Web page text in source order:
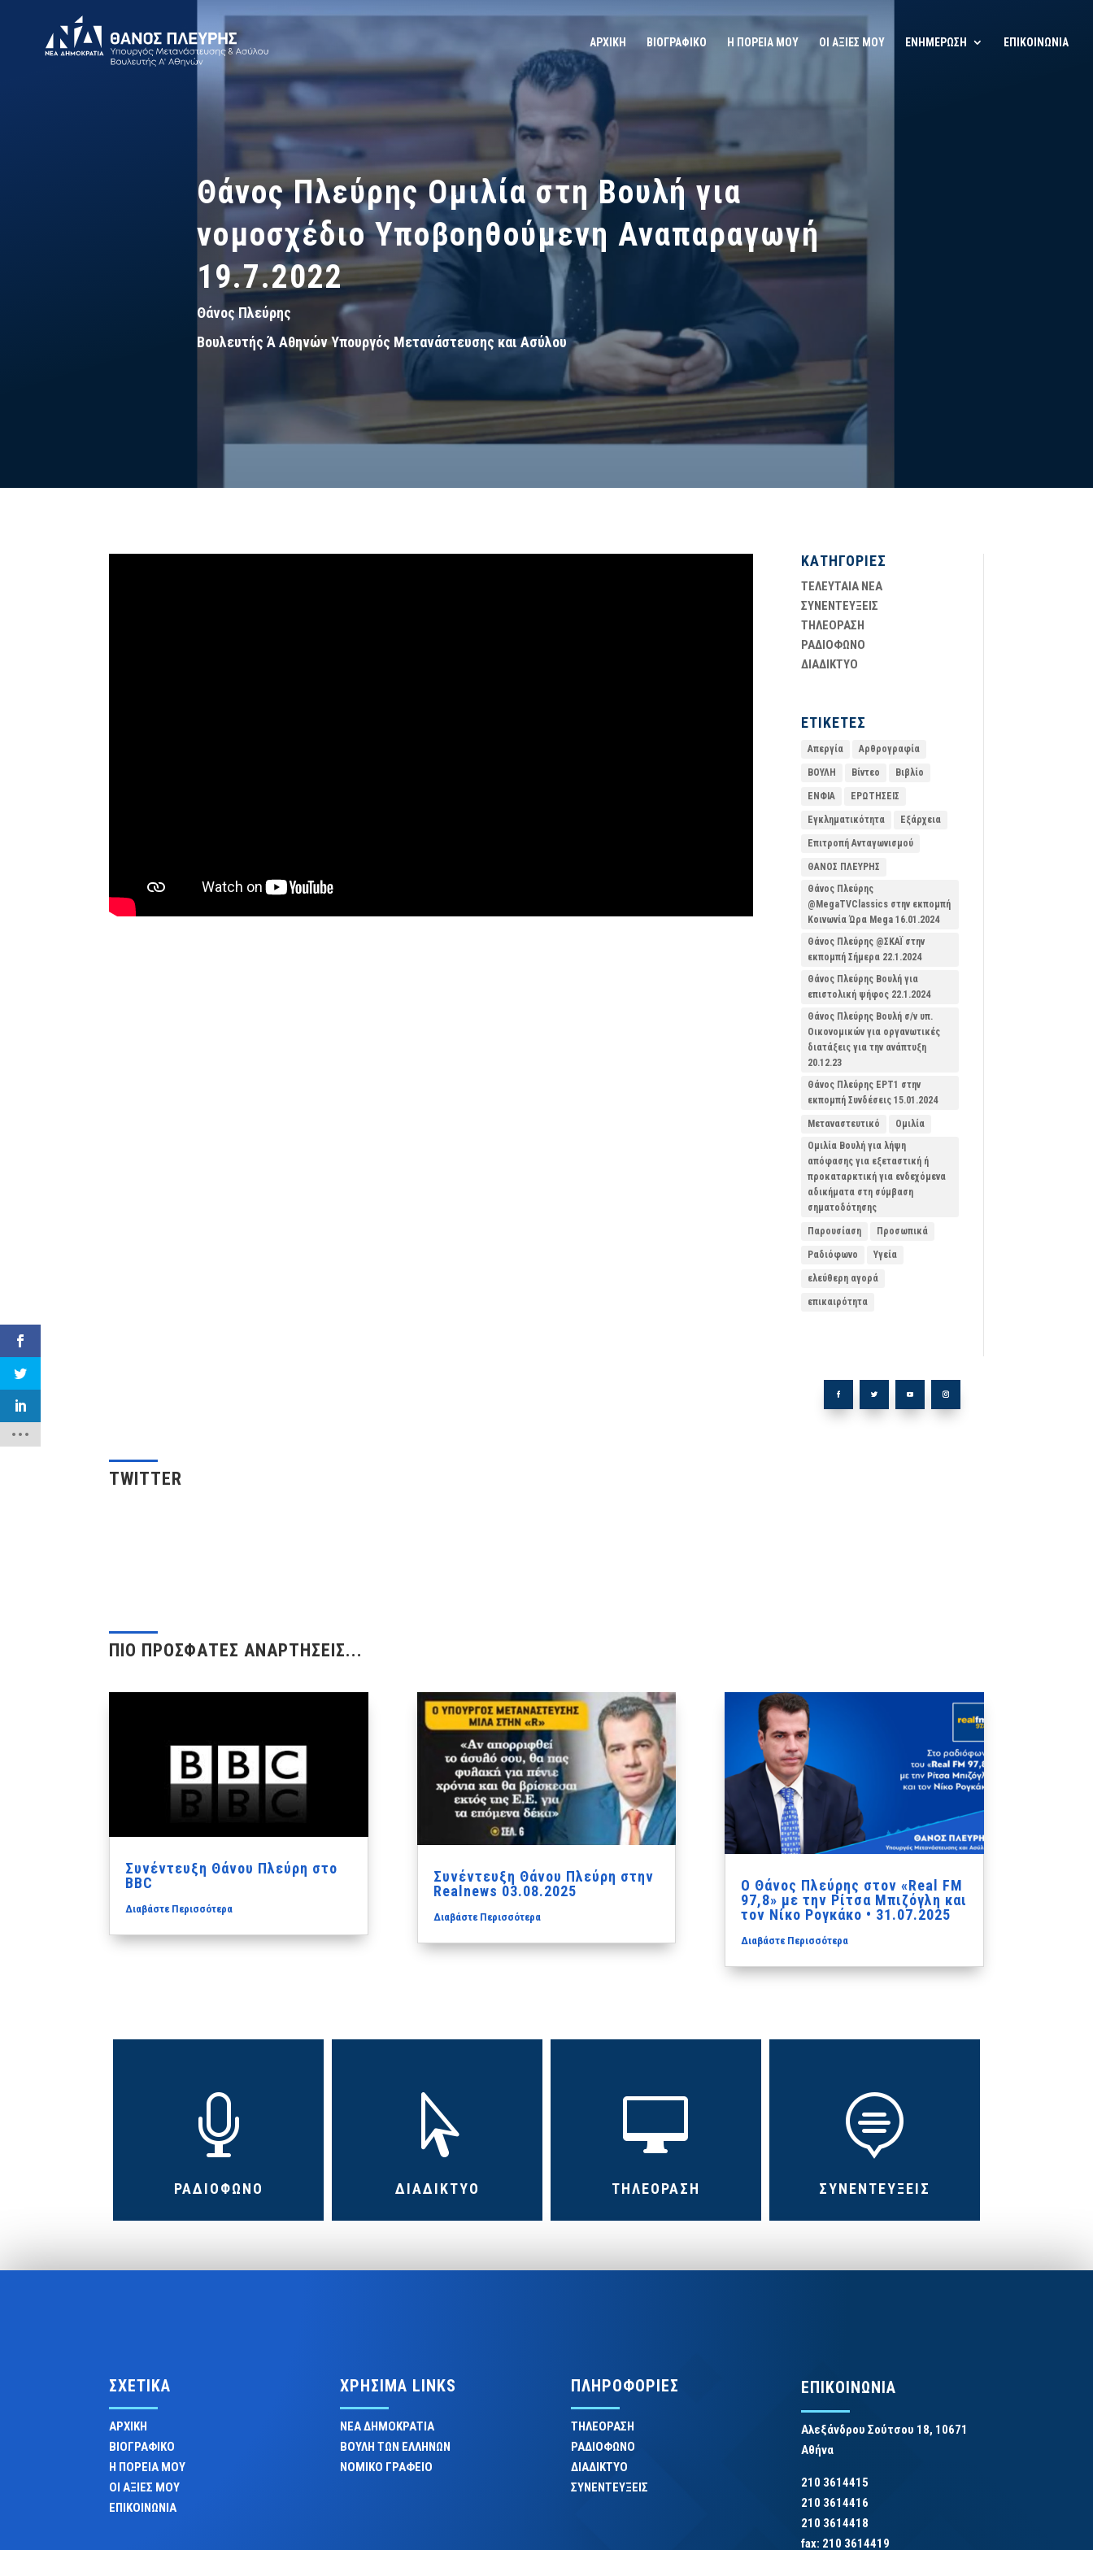
ΑΡΧΙΚΗ ΒΙΟΓΡΑΦΙΚΟ Η ΠΟΡΕΙΑ ΜΟΥ ΟΙ ΑΞΙΕΣ ΜΟΥ ΕΝΗΜΕΡΩΣΗ ΕΠΙΚΟΙΝΩΝΙΑ
Θάνος Πλεύρης Ομιλία στη Βουλή για
νομοσχέδιο Υποβοηθούμενη Αναπαραγωγή
19.7.2022
Θάνος Πλεύρης
Βουλευτής Ά Αθηνών Υπουργός Μετανάστευσης και Ασύλου
ΚΑΤΗΓΟΡΙΕΣ
ΤΕΛΕΥΤΑΙΑ ΝΕΑ
ΣΥΝΕΝΤΕΥΞΕΙΣ
ΤΗΛΕΟΡΑΣΗ
ΡΑΔΙΟΦΩΝΟ
ΔΙΑΔΙΚΤΥΟ
ΕΤΙΚΕΤΕΣ
Απεργία Αρθρογραφία
ΒΟΥΛΗ Βίντεο Βιβλίο
ΕΝΦΙΑ ΕΡΩΤΗΣΕΙΣ
Εγκληματικότητα Εξάρχεια
Επιτροπή Ανταγωνισμού
ΘΑΝΟΣ ΠΛΕΥΡΗΣ
Θάνος Πλεύρης
@MegaTVClassics στην εκπομπή
Κοινωνία Ώρα Mega 16.01.2024
Θάνος Πλεύρης @ΣΚΑΪ στην
εκπομπή Σήμερα 22.1.2024
Θάνος Πλεύρης Βουλή για
επιστολική ψήφος 22.1.2024
Θάνος Πλεύρης Βουλή σ/ν υπ.
Οικονομικών για οργανωτικές
διατάξεις για την ανάπτυξη
20.12.23
Θάνος Πλεύρης ΕΡΤ1 στην
εκπομπή Συνδέσεις 15.01.2024
Μεταναστευτικό
Ομιλία
Ομιλία Βουλή για λήψη
απόφασης για εξεταστική ή
προκαταρκτική για ενδεχόμενα
αδικήματα στη σύμβαση
σηματοδότησης
Παρουσίαση Προσωπικά
Ραδιόφωνο Υγεία
ελεύθερη αγορά
επικαιρότητα
TWITTER
ΠΙΟ ΠΡΟΣΦΑΤΕΣ ΑΝΑΡΤΗΣΕΙΣ...
Συνέντευξη Θάνου Πλεύρη στο
BBC
Διαβάστε Περισσότερα
Συνέντευξη Θάνου Πλεύρη στην
Realnews 03.08.2025
Διαβάστε Περισσότερα
Ο Θάνος Πλεύρης στον «Real FM
97,8» με την Ρίτσα Μπιζόγλη και
τον Νίκο Ρογκάκο • 31.07.2025
Διαβάστε Περισσότερα

ΡΑΔΙΟΦΩΝΟ

ΔΙΑΔΙΚΤΥΟ

ΤΗΛΕΟΡΑΣΗ

ΣΥΝΕΝΤΕΥΞΕΙΣ
ΣΧΕΤΙΚΑ
ΑΡΧΙΚΗ
ΒΙΟΓΡΑΦΙΚΟ
Η ΠΟΡΕΙΑ ΜΟΥ
ΟΙ ΑΞΙΕΣ ΜΟΥ
ΕΠΙΚΟΙΝΩΝΙΑ
ΧΡΗΣΙΜΑ LINKS
ΝΕΑ ΔΗΜΟΚΡΑΤΙΑ
ΒΟΥΛΗ ΤΩΝ ΕΛΛΗΝΩΝ
ΝΟΜΙΚΟ ΓΡΑΦΕΙΟ
ΠΛΗΡΟΦΟΡΙΕΣ
ΤΗΛΕΟΡΑΣΗ
ΡΑΔΙΟΦΩΝΟ
ΔΙΑΔΙΚΤΥΟ
ΣΥΝΕΝΤΕΥΞΕΙΣ
ΕΠΙΚΟΙΝΩΝΙΑ
Αλεξάνδρου Σούτσου 18, 10671
Αθήνα
210 3614415
210 3614416
210 3614418
fax: 210 3614419